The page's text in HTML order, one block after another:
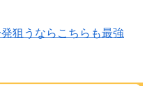
狙うならこちらも最強